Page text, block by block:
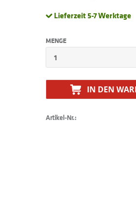
Lieferzeit 5-7 Werktage
MENGE
IN DEN
Artikel-Nr.: